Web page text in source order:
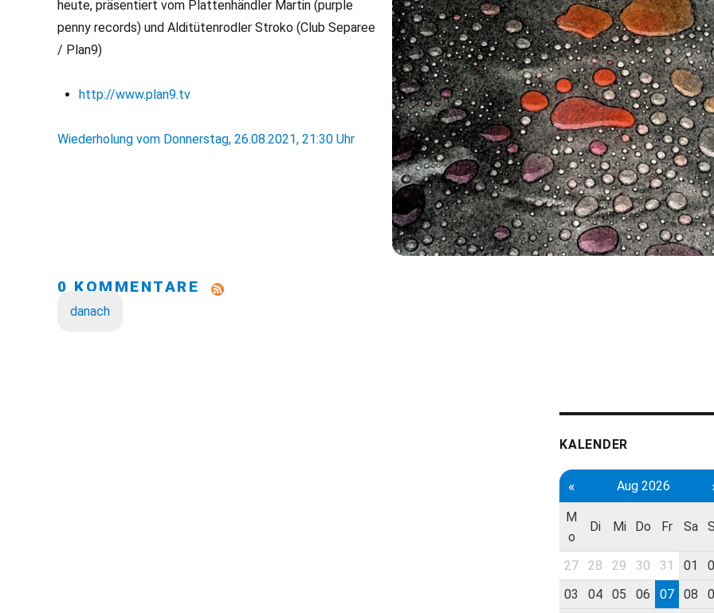
heute, präsentiert vom Plattenhändler Martin (purple
penny records) und Alditütenrodler Stroko (Club Separee
/ Plan9)
http://www.plan9.tv
Wiederholung vom Donnerstag, 26.08.2021, 21:30 Uhr
0 KOMMENTARE
danach
KALENDER
« Aug 2026
M
o
Di Mi Do Fr Sa
27 28 29 30 31 01
03
04 05 06 07 08